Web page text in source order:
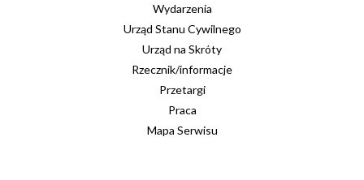
Wydarzenia
Urząd Stanu Cywilnego
Urząd na Skróty
Rzecznik/informacje
Przetargi
Praca
Mapa Serwisu